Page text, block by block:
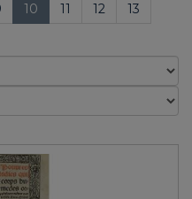
10 11 12
13